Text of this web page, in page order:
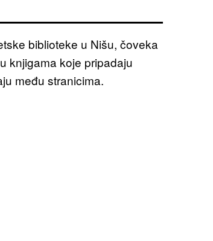
biblioteke u Nišu, čoveka
knjigama koje pripadaju
među stranicima.